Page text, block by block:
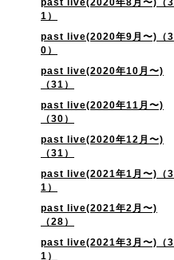
past live(2020年8月〜)（3
1）
past live(2020年9月〜)（3
0）
past live(2020年10月〜)
（31）
past live(2020年11月〜)
（30）
past live(2020年12月〜)
（31）
past live(2021年1月〜)（3
1）
past live(2021年2月〜)
（28）
past live(2021年3月〜)（3
1）